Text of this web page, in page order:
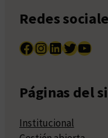
Redes
Facebook InstagramLinkedIn Twitter YouTube
Páginas del
Institucional